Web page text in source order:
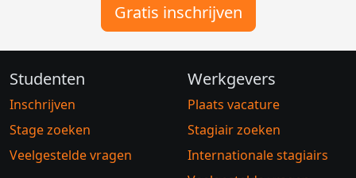
Gratis inschrijven
Studenten
Inschrijven
Stage zoeken
Veelgestelde vragen
Werkgevers
Plaats vacature
Stagiair zoeken
Internationale stagiairs